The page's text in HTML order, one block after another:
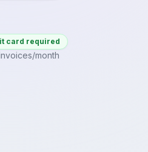
card required
month